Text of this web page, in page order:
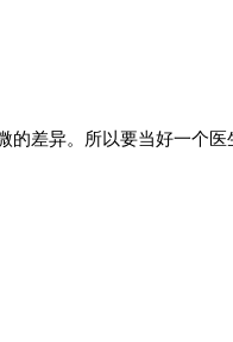
差异。所以要当好一个